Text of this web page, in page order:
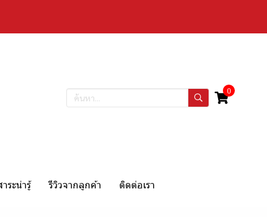
0
าระน่ารู้ รีวิวจากลูกค้า ติดต่อเรา